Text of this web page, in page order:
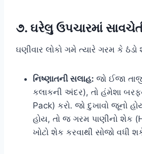
૭. ઘરેલુ ઉપચારમાં
ઘણીવાર લોકો ગમે ત્યારે ગરમ કે
નિષ્ણાતની સલાહ: જો ઈજા
કલાકની અંદર), તો હંમેશા
Pack) કરો. જો દુખાવો જૂનો
હોય, તો જ ગરમ પાણીનો શેક
ખોટો શેક કરવાથી સોજો વધી